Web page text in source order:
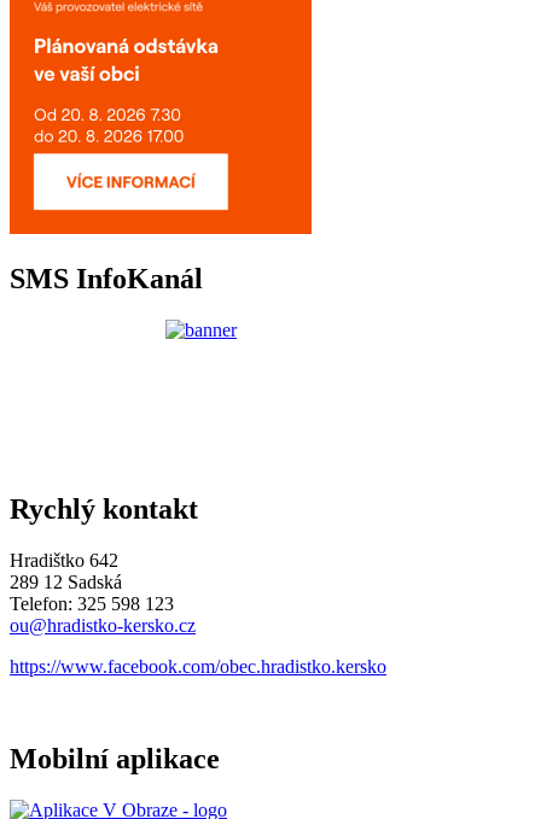
SMS InfoKanál
Rychlý kontakt
Hradištko 642
289 12 Sadská
Telefon: 325 598 123
ou@hradistko-kersko.cz
https://www.facebook.com/obec.hradistko.kersko
Mobilní aplikace